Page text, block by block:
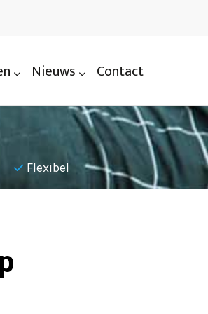
Nieuws Contact
Flexibel